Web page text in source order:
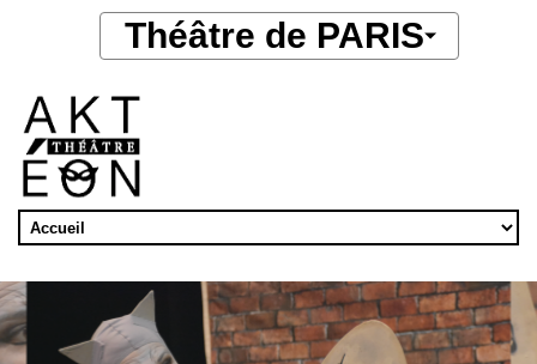
Aller au contenu principal
Théâtre de PARIS